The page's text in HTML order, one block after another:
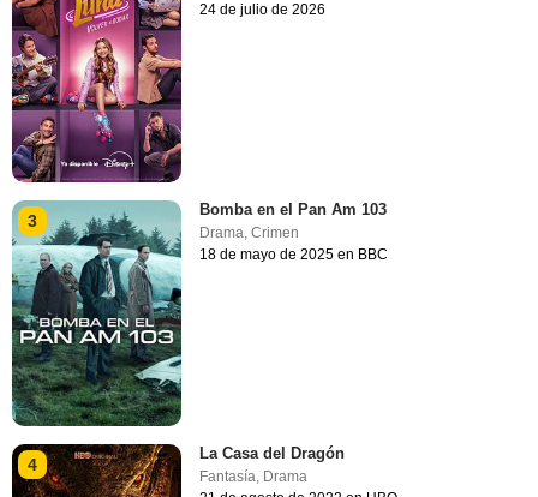
24 de julio de 2026
3
Bomba en el Pan Am 103
Drama ,Crimen
18 de mayo de 2025 en BBC
4
La Casa del Dragón
Fantasía, Drama